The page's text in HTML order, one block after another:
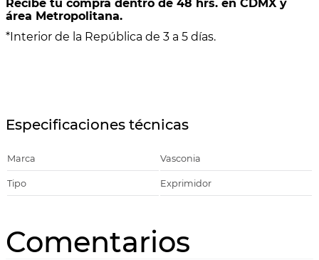
Recibe tu compra dentro de 48 hrs. en CDMX y
área Metropolitana.
*Interior de la República de 3 a 5 días.
Especificaciones técnicas
Marca Vasconia
Tipo Exprimidor
Comentarios